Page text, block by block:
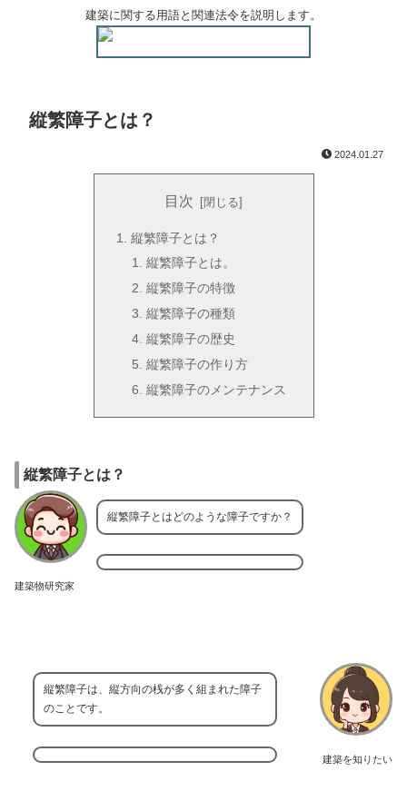
建築に関する用語と関連法令を説明します。
縦繁障子とは？
2024.01.27
目次
縦繁障子とは？
縦繁障子とは。
縦繁障子の特徴
縦繁障子の種類
縦繁障子の歴史
縦繁障子の作り方
縦繁障子のメンテナンス
縦繁障子とは？
建築物研究家
縦繁障子とはどのような障子ですか？
建築を知りたい
縦繁障子は、縦方向の桟が多く組まれた障子
のことです。